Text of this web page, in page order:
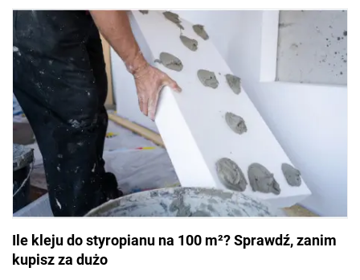
Ile kleju do styropianu na 100 m²? Sprawdź, zanim
kupisz za dużo